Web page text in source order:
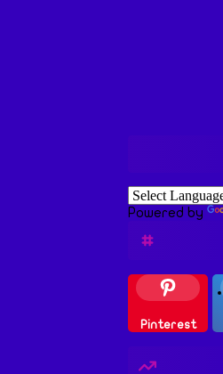
Powered by
Pinterest